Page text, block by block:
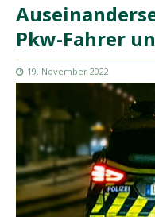
Pkw-Fahrer
19. November 2022